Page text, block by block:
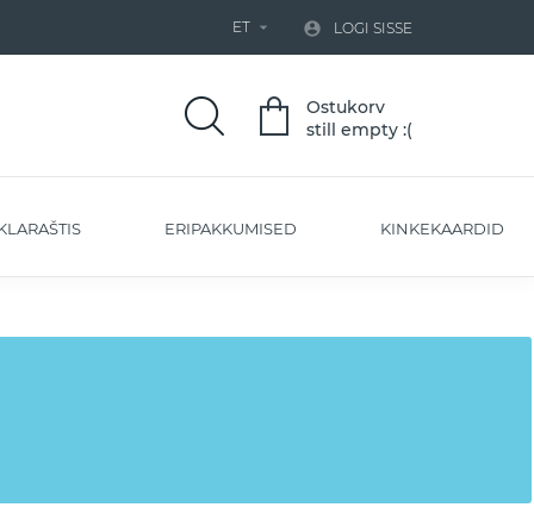
ET   LOGI SISSE
Ostukorv
still empty :(
ERIPAKKUMISED KINKEKAARDID